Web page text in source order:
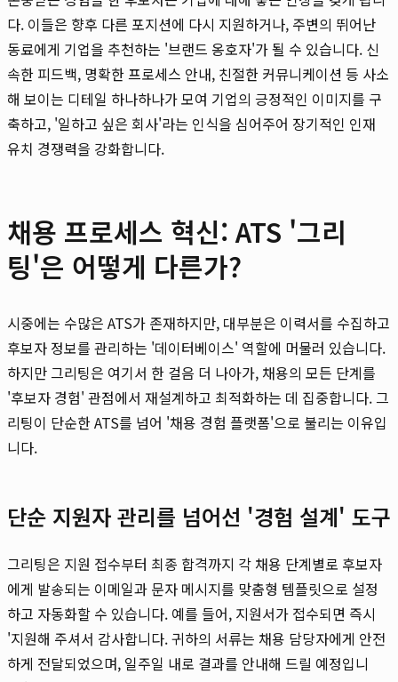
다. 이들은 향후 다른 포지션에 다시 지원하거나, 주변의 뛰어난
동료에게 기업을 추천하는 '브랜드 옹호자'가 될 수 있습니다. 신
속한 피드백, 명확한 프로세스 안내, 친절한 커뮤니케이션 등 사소
해 보이는 디테일 하나하나가 모여 기업의 긍정적인 이미지를 구
축하고, '일하고 싶은 회사'라는 인식을 심어주어 장기적인 인재
유치 경쟁력을 강화합니다.
채용 프로세스 혁신: ATS '그리
팅'은 어떻게 다른가?
시중에는 수많은 ATS가 존재하지만, 대부분은 이력서를 수집하고
후보자 정보를 관리하는 '데이터베이스' 역할에 머물러 있습니다.
하지만 그리팅은 여기서 한 걸음 더 나아가, 채용의 모든 단계를
'후보자 경험' 관점에서 재설계하고 최적화하는 데 집중합니다. 그
리팅이 단순한 ATS를 넘어 '채용 경험 플랫폼'으로 불리는 이유입
니다.
단순 지원자 관리를 넘어선 '경험 설계' 도구
그리팅은 지원 접수부터 최종 합격까지 각 채용 단계별로 후보자
에게 발송되는 이메일과 문자 메시지를 맞춤형 템플릿으로 설정
하고 자동화할 수 있습니다. 예를 들어, 지원서가 접수되면 즉시
'지원해 주셔서 감사합니다. 귀하의 서류는 채용 담당자에게 안전
하게 전달되었으며, 일주일 내로 결과를 안내해 드릴 예정입니